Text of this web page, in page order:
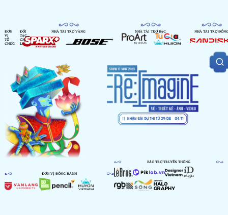
ĐƠN
VỊ
TỔ
CHỨC
ĐỐI
TÁC
CHIẾN
LƯỢC
NHÀ TÀI TRỢ VÀNG NHÀ TÀI TRỢ BẠC NHÀ TÀI TRỢ ĐỒNG
ĐƠN VỊ ĐỒNG HÀNH
BẢO TRỢ TRUYỀN THÔNG